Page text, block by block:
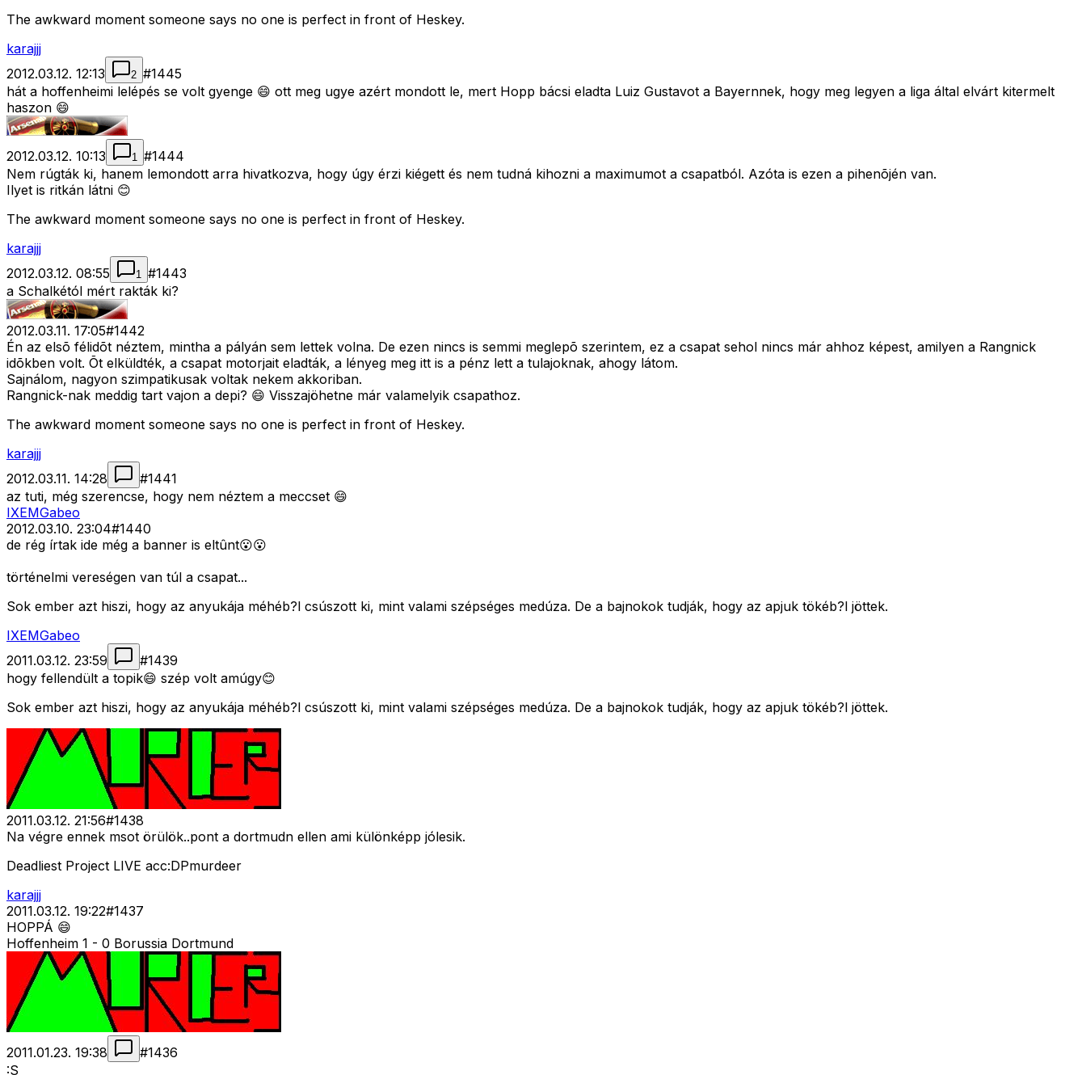
The awkward moment someone says no one is perfect in front of Heskey.
karajjj
2012.03.12. 12:13
2 #1445
hát a hoffenheimi lelépés se volt gyenge 😄 ott meg ugye azért mondott le, mert Hopp bácsi eladta Luiz Gustavot a Bayernnek, hogy meg legyen a liga által elvárt kitermelt
haszon 😄
2012.03.12. 10:13 1 #1444
Nem rúgták ki, hanem lemondott arra hivatkozva, hogy úgy érzi kiégett és nem tudná kihozni a maximumot a csapatból. Azóta is ezen a pihenõjén van.
Ilyet is ritkán látni 😊
The awkward moment someone says no one is perfect in front of Heskey.
karajjj
2012.03.12. 08:55
1 #1443
a Schalkétól mért rakták ki?
2012.03.11. 17:05#1442
Én az elsõ félidõt néztem, mintha a pályán sem lettek volna. De ezen nincs is semmi meglepõ szerintem, ez a csapat sehol nincs már ahhoz képest, amilyen a Rangnick
idõkben volt. Õt elküldték, a csapat motorjait eladták, a lényeg meg itt is a pénz lett a tulajoknak, ahogy látom.
Sajnálom, nagyon szimpatikusak voltak nekem akkoriban.
Rangnick-nak meddig tart vajon a depi? 😄 Visszajöhetne már valamelyik csapathoz.
The awkward moment someone says no one is perfect in front of Heskey.
karajjj
2012.03.11. 14:28
#1441
az tuti, még szerencse, hogy nem néztem a meccset 😄
IXEMGabeo
2012.03.10. 23:04#1440
de rég írtak ide még a banner is eltûnt😮😮
történelmi vereségen van túl a csapat...
Sok ember azt hiszi, hogy az anyukája méhéb?l csúszott ki, mint valami szépséges medúza. De a bajnokok tudják, hogy az apjuk tökéb?l jöttek.
IXEMGabeo
2011.03.12. 23:59
#1439
hogy fellendült a topik😄 szép volt amúgy😊
Sok ember azt hiszi, hogy az anyukája méhéb?l csúszott ki, mint valami szépséges medúza. De a bajnokok tudják, hogy az apjuk tökéb?l jöttek.
2011.03.12. 21:56#1438
Na végre ennek msot örülök..pont a dortmudn ellen ami különképp jólesik.
Deadliest Project LIVE acc:DPmurdeer
karajjj
2011.03.12. 19:22#1437
HOPPÁ 😄
Hoffenheim 1 - 0 Borussia Dortmund
2011.01.23. 19:38 #1436
:S